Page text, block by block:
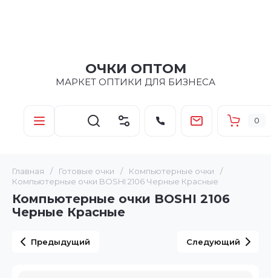
ОЧКИ ОПТОМ
МАРКЕТ ОПТИКИ ДЛЯ БИЗНЕСА
0
Главная / Готовые очки / Компьютерные очки
/
Компьютерные очки BOSHI 2106 Черные Красные
Компьютерные очки BOSHI 2106
Черные Красные
Предыдущий Следующий